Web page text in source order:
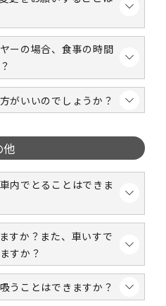
ーの場合、食事の時間
がいいのでしょうか？
他
内でとることはできま
すか？また、車いすで
すか？
うことはできますか？